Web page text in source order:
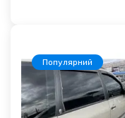
Популярний